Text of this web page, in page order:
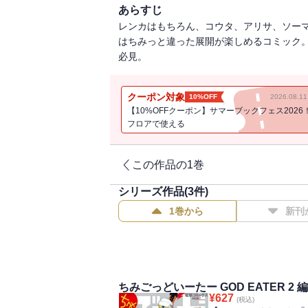
あらすじ
レンカはもちろん、コウタ、アリサ、ソ
はちみっと違った展開が楽しめるコミック
必見。
クーポン対象 10%OFF 2026.08.11
【10%OFFクーポン】サマーブックフェス2026
フロアで使える
この作品の1巻
シリーズ作品(3件)
1巻から 新刊
ちみごっどいーたー GOD EATER 2 編
¥627 (税込)